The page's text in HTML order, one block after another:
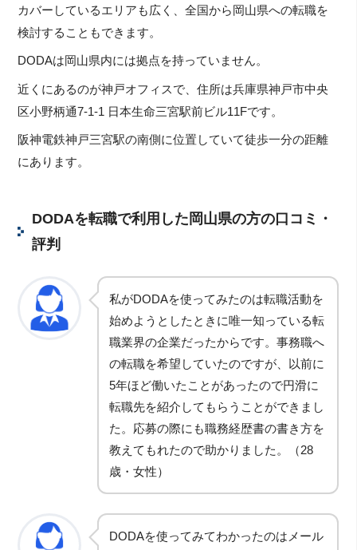
カバーしているエリアも広く、全国から岡山県への転職を
検討することもできます。
DODAは岡山県内には拠点を持っていません。
近くにあるのが神戸オフィスで、住所は兵庫県神戸市中央
区小野柄通7-1-1 日本生命三宮駅前ビル11Fです。
阪神電鉄神戸三宮駅の南側に位置していて徒歩一分の距離
にあります。
DODAを転職で利用した岡山県の方の口コミ・
評判
私がDODAを使ってみたのは転職活動を
始めようとしたときに唯一知っている転
職業界の企業だったからです。事務職へ
の転職を希望していたのですが、以前に
5年ほど働いたことがあったので円滑に
転職先を紹介してもらうことができまし
た。応募の際にも職務経歴書の書き方を
教えてもれたので助かりました。（28
歳・女性）
DODAを使ってみてわかったのはメール